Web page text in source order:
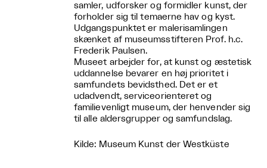
samler, udforsker og formidler kunst, der
forholder sig til temaerne hav og kyst.
Udgangspunktet er malerisamlingen
skænket af museumsstifteren Prof. h.c.
Frederik Paulsen.
Museet arbejder for, at kunst og æstetisk
uddannelse bevarer en høj prioritet i
samfundets bevidsthed. Det er et
udadvendt, serviceorienteret og
familievenligt museum, der henvender sig
til alle aldersgrupper og samfundslag.
Kilde: Museum Kunst der Westküste